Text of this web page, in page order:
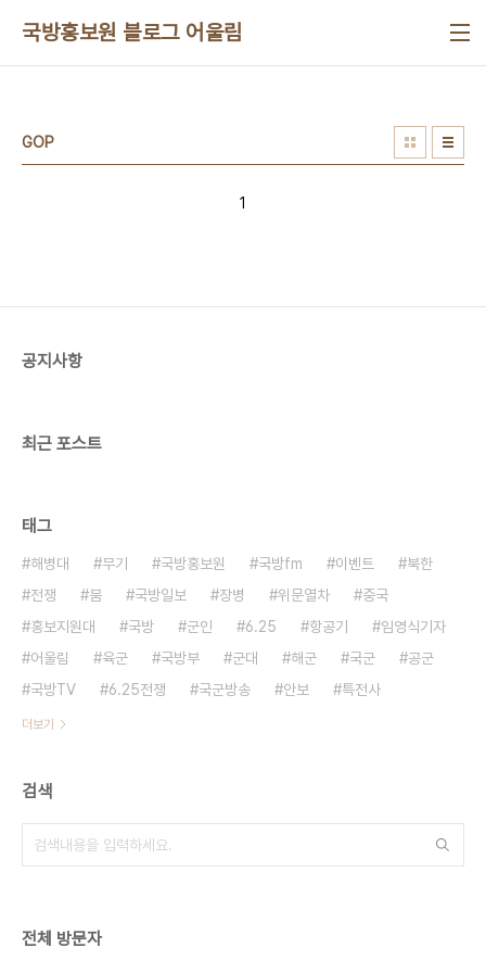
국방홍보원 블로그 어울림
GOP
1
공지사항
최근 포스트
태그
해병대 무기 국방홍보원 국방fm 이벤트
북한
전쟁
붐 국방일보 장병 위문열차
중국
홍보지원대
국방 군인 6.25 항공기
임영식기자
어울림
육군 국방부 군대 해군 국군
공군
국방TV
6.25전쟁 국군방송 안보 특전사
더보기
검색
전체 방문자